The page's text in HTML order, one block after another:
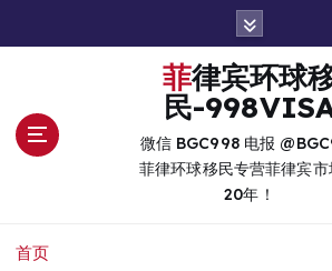
菲律宾环球移
民-
微信 BGC998 电报
菲律环球移民专营菲律宾市
20年！
首页